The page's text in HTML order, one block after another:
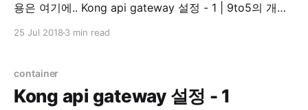
용은 여기에.. Kong api gateway 설정 - 1 | 9to5의 개발
Management and Microservice Management
25 Jul 2018 3 min read
container
Kong api gateway 설정 - 1